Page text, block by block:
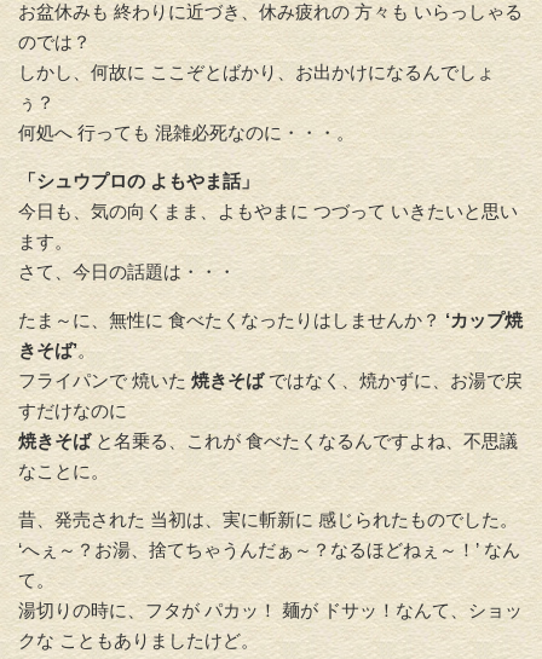
お盆休みも 終わりに近づき、休み疲れの 方々も いらっしゃる
のでは？
しかし、何故に ここぞとばかり、お出かけになるんでしょ
ぅ？
何処へ 行っても 混雑必死なのに・・・。
「シュウプロの よもやま話」
今日も、気の向くまま、よもやまに つづって いきたいと思い
ます。
さて、今日の話題は・・・
たま～に、無性に 食べたくなったりはしませんか？ ‘カップ焼
きそば’。
フライパンで 焼いた 焼きそばではなく、焼かずに、お湯で戻
すだけなのに
焼きそば と名乗る、これが 食べたくなるんですよね、不思議
なことに。
昔、発売された 当初は、実に斬新に 感じられたものでした。
‘へぇ～？お湯、捨てちゃうんだぁ～？なるほどねぇ～！’ なん
て。
湯切りの時に、フタが パカッ！ 麺が ドサッ！なんて、ショッ
クな こともありましたけど。